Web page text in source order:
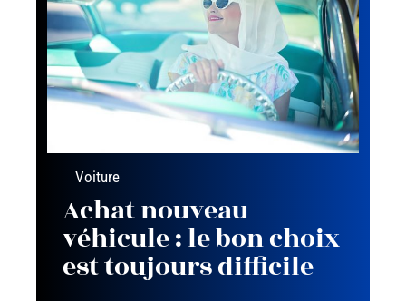
Voiture
Achat nouveau
véhicule : le bon choix
est toujours difficile